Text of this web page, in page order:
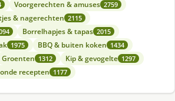
Voorgerechten & amuses 2759
& nagerechten 2115
Borrelhapjes & tapas 2015
1975 BBQ & buiten koken 1434
Groenten 1312 Kip & gevogelte 1297
recepten 1177